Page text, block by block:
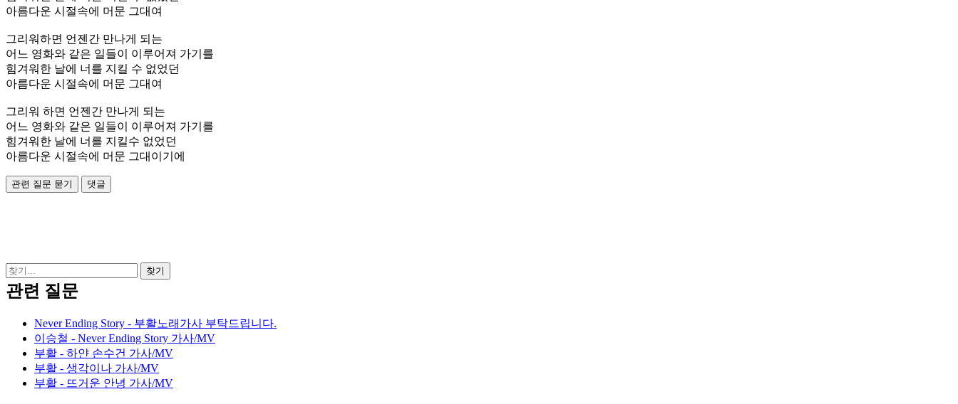
아름다운 시절속에 머문 그대여
그리워하면 언젠간 만나게 되는
어느 영화와 같은 일들이 이루어져 가기를
힘겨워한 날에 너를 지킬 수 없었던
아름다운 시절속에 머문 그대여
그리워 하면 언젠간 만나게 되는
어느 영화와 같은 일들이 이루어져 가기를
힘겨워한 날에 너를 지킬수 없었던
아름다운 시절속에 머문 그대이기에
관련 질문
Never Ending Story - 부활노래가사 부탁드립니다.
이승철 - Never Ending Story 가사/MV
부활 - 하얀 손수건 가사/MV
부활 - 생각이나 가사/MV
부활 - 뜨거운 안녕 가사/MV